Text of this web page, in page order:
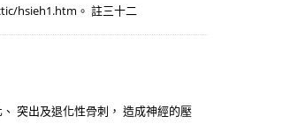
hsieh1.htm。 註三十二
突出及退化性骨刺， 造成神經的壓